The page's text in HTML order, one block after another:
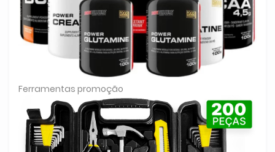
Ferramentas promoção